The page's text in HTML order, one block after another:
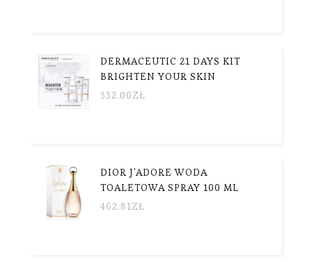
DERMACEUTIC 21 DAYS KIT
BRIGHTEN YOUR SKIN
332.00ZŁ
DIOR J'ADORE WODA
TOALETOWA SPRAY 100 ML
462.81ZŁ